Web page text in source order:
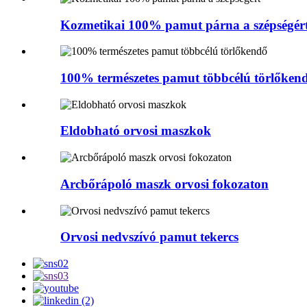
Kozmetikai 100% pamut párna a
100% természetes pamut többcélú
Eldobható orvosi maszkok
Arcbőrápoló maszk orvosi fokozaton
Orvosi nedvszívó pamut tekercs